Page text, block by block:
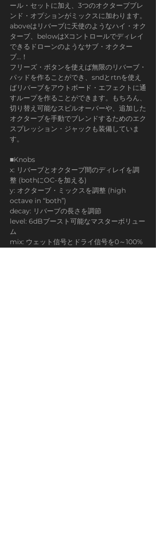
ール・セットに加え、3つのオクターブブレ
ンド・オプションがミックスに加わります。
aboveはリバーブに天使のようなハイ・オク
ターブ、belowはXコントロールでディレイ
できるドローンのようなサブ・オクター
ブ…！
フリーズ・ボタンを使えば無限のリバーブ・
パッドを作ることができ、sndとrtnを使え
ばリバーブをアウトボード・エフェクトに通
すループを作ることができます。もちろん、
切り替え可能なスピルオーバーや、追加した
オクターブを手動でブレンドするためのエク
スプレッション・ジャックも装備していま
す。
■Knobs
x: リバーブとオクターブ間のディレイを調
整 (bothにOC-を加える)
y: オクターブ・ミックスを調整 (high
octave in “both”)
decay: リバーブの長さを調節
level: 6dBブースト可能なマスターボリュー
ム
mix: ウェット信号とドライ信号を0～100%